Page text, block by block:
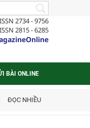
2734 - 9756
2815 - 6285
BÀI ONLINE
ĐỌC NHIỀU